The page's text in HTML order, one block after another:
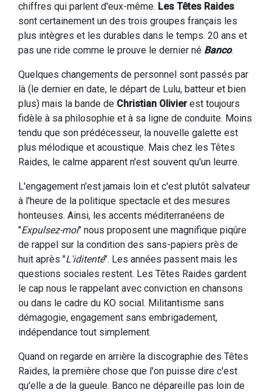
chiffres qui parlent d'eux-même. Les Têtes Raides
sont certainement un des trois groupes français les
plus intègres et les durables dans le temps. 20 ans et
pas une ride comme le prouve le dernier né Banco.
Quelques changements de personnel sont passés par
là (le dernier en date, le départ de Lulu, batteur et bien
plus) mais la bande de Christian Olivierest toujours
fidèle à sa philosophie et à sa ligne de conduite. Moins
tendu que son prédécesseur, la nouvelle galette est
plus mélodique et acoustique. Mais chez les Têtes
Raides, le calme apparent n'est souvent qu'un leurre.
L'engagement n'est jamais loin et c'est plutôt salvateur
à l'heure de la politique spectacle et des mesures
honteuses. Ainsi, les accents méditerranéens de
"Expulsez-moi" nous proposent une magnifique piqûre
de rappel sur la condition des sans-papiers près de
huit après "L'iditenté". Les années passent mais les
questions sociales restent. Les Têtes Raides gardent
le cap nous le rappelant avec conviction en chansons
ou dans le cadre du KO social. Militantisme sans
démagogie, engagement sans embrigadement,
indépendance tout simplement.
Quand on regarde en arrière la discographie des Têtes
Raides, la première chose que l'on puisse dire c'est
qu'elle a de la gueule. Banco ne dépareille pas loin de